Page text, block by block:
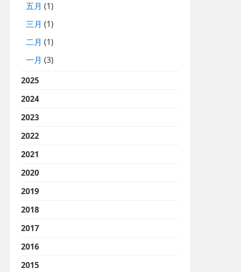
五月 (1)
三月 (1)
二月 (1)
一月 (3)
2025
2024
2023
2022
2021
2020
2019
2018
2017
2016
2015